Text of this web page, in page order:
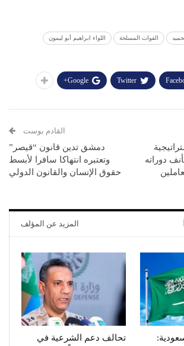
القوات المسلحة اللواء ابراهيم أبو ليمون
Twitter
Google+
دوراته
القادم بوست
دمشق تدين قانون “قيصر”
وتعتبره انتهاكا سافرا لأبسط
حقوق الإنسان والقانون الدولي
المزيد عن المؤلف
تحالف دعم الشرعية في